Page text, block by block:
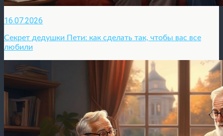
16.07.2026
Секрет дедушки Пети: как сделать так, чтобы вас все
любили